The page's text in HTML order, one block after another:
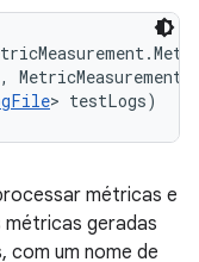
> testLogs)
métricas e
geradas
com um nome de